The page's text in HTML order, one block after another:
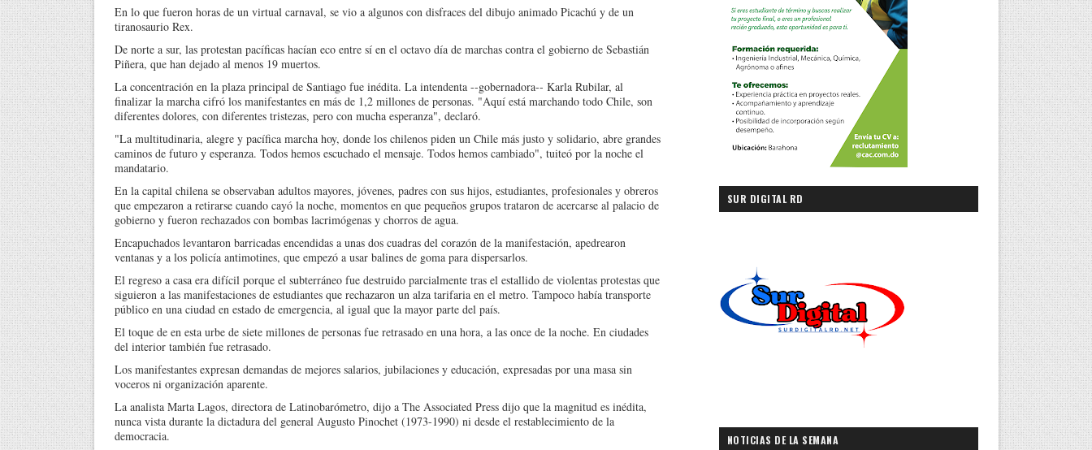
En lo que fueron horas de un virtual carnaval, se vio a algunos con disfraces del dibujo animado Picachú y de un
tiranosaurio Rex.
De norte a sur, las protestan pacíficas hacían eco entre sí en el octavo día de marchas contra el gobierno de Sebastián
Piñera, que han dejado al menos 19 muertos.
La concentración en la plaza principal de Santiago fue inédita. La intendenta --gobernadora-- Karla Rubilar, al
finalizar la marcha cifró los manifestantes en más de 1,2 millones de personas. "Aquí está marchando todo Chile, son
diferentes dolores, con diferentes tristezas, pero con mucha esperanza", declaró.
"La multitudinaria, alegre y pacífica marcha hoy, donde los chilenos piden un Chile más justo y solidario, abre grandes
caminos de futuro y esperanza. Todos hemos escuchado el mensaje. Todos hemos cambiado", tuiteó por la noche el
mandatario.
En la capital chilena se observaban adultos mayores, jóvenes, padres con sus hijos, estudiantes, profesionales y obreros
que empezaron a retirarse cuando cayó la noche, momentos en que pequeños grupos trataron de acercarse al palacio de
gobierno y fueron rechazados con bombas lacrimógenas y chorros de agua.
Encapuchados levantaron barricadas encendidas a unas dos cuadras del corazón de la manifestación, apedrearon
ventanas y a los policía antimotines, que empezó a usar balines de goma para dispersarlos.
El regreso a casa era difícil porque el subterráneo fue destruido parcialmente tras el estallido de violentas protestas que
siguieron a las manifestaciones de estudiantes que rechazaron un alza tarifaria en el metro. Tampoco había transporte
público en una ciudad en estado de emergencia, al igual que la mayor parte del país.
El toque de en esta urbe de siete millones de personas fue retrasado en una hora, a las once de la noche. En ciudades
del interior también fue retrasado.
Los manifestantes expresan demandas de mejores salarios, jubilaciones y educación, expresadas por una masa sin
voceros ni organización aparente.
La analista Marta Lagos, directora de Latinobarómetro, dijo a The Associated Press dijo que la magnitud es inédita,
nunca vista durante la dictadura del general Augusto Pinochet (1973-1990) ni desde el restablecimiento de la
democracia.
SUR DIGITAL RD
NOTICIAS DE LA SEMANA